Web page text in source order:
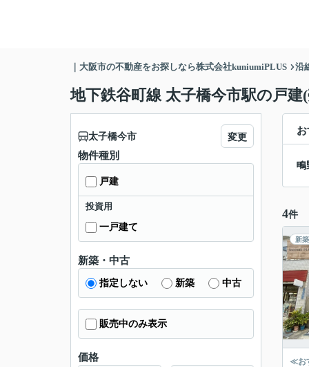
｜大阪市の不動産をお探しなら株式会社kuniumiPLUS 沿
地下鉄谷町線 太子橋今市駅の戸建
鴫
4件
新
≪お
太子橋今市 変更
物件種別
戸建
投資用
一戸建て
新築・中古
指定しない 新築 中古
販売中のみ表示
価格